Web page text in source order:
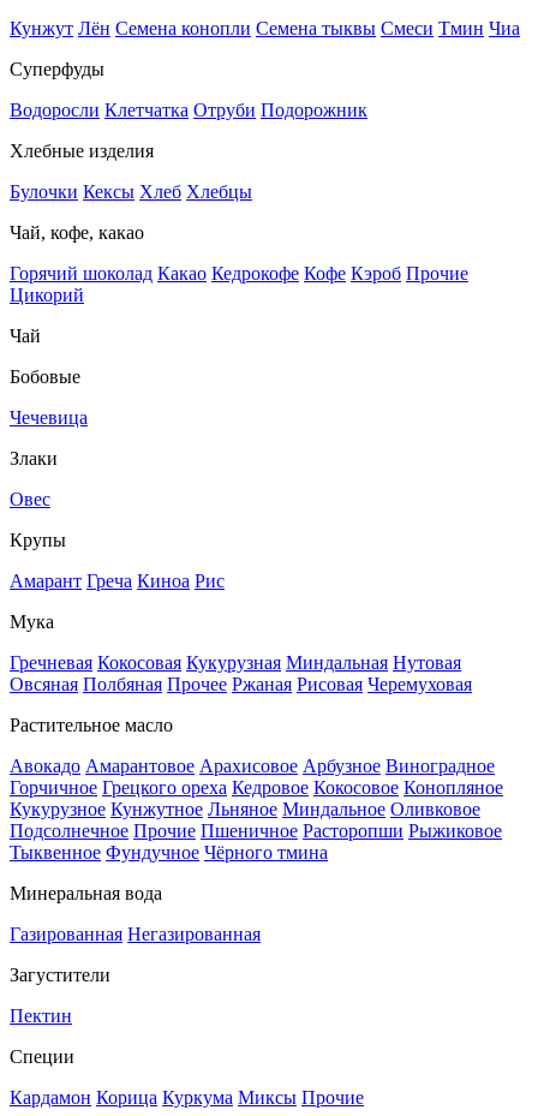
Кунжут Лён Семена конопли Семена тыквы Смеси Тмин Чиа
Суперфуды
Водоросли Клетчатка Отруби Подорожник
Хлебные изделия
Булочки Кексы Хлеб Хлебцы
Чай, кофе, какао
Горячий шоколад Какао Кедрокофе Кофе Кэроб Прочие
Цикорий
Чай
Бобовые
Чечевица
Злаки
Овес
Крупы
Амарант Греча Киноа Рис
Мука
Гречневая Кокосовая Кукурузная Миндальная Нутовая
Овсяная Полбяная Прочее Ржаная Рисовая Черемуховая
Растительное масло
Авокадо Амарантовое Арахисовое Арбузное Виноградное
Горчичное Грецкого ореха Кедровое Кокосовое Конопляное
Кукурузное Кунжутное Льняное Миндальное Оливковое
Подсолнечное Прочие Пшеничное Расторопши Рыжиковое
Тыквенное Фундучное Чёрного тмина
Минеральная вода
Газированная Негазированная
Загустители
Пектин
Специи
Кардамон Корица Куркума Миксы Прочие